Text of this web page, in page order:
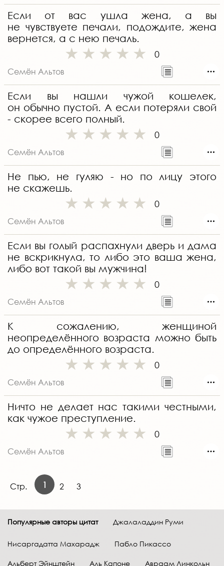
Если от вас ушла жена, а вы
не чувствуете печали, подождите, жена
вернется, а с нею печаль.
0
Семён Альтов
Если вы нашли чужой кошелек,
он обычно пустой. А если потеряли свой
- скорее всего полный.
0
Семён Альтов
Не пью, не гуляю - но по лицу этого
не скажешь.
0
Семён Альтов
Если вы голый распахнули дверь и дама
не вскрикнула, то либо это ваша жена,
либо вот такой вы мужчина!
0
Семён Альтов
К сожалению, женщиной
неопределённого возраста можно быть
до определённого возраста.
0
Семён Альтов
Ничто не делает нас такими честными,
как чужое преступление.
0
Семён Альтов
Стр. 1 2 3
Популярные авторы цитат Джалаладдин Руми
Нисаргадатта Махарадж Пабло Пикассо
Альберт Эйнштейн Аль Капоне Авраам Линкольн